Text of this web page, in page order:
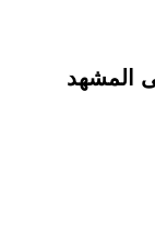
المشهد